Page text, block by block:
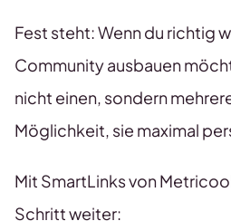
Fest steht: Wenn du richtig
Community ausbauen
nicht einen, sondern
Möglichkeit, sie maximal
Mit SmartLinks von
Schritt weiter: